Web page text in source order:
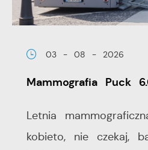
03 - 08 - 2026
Mammografia Puck
Letnia
kobieto, nie czekaj,